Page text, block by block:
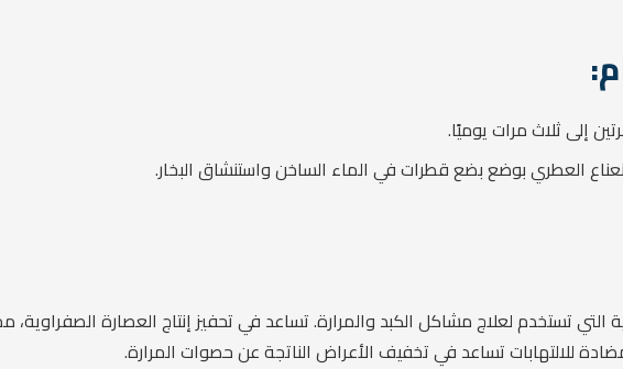
إلى ثلاث مرات يوميًا.
العطري بوضع بضع قطرات في الماء الساخن واستنشاق البخار.
التي تستخدم لعلاج مشاكل الكبد والمرارة. تساعد في تحفيز إنتاج العصارة
للالتهابات تساعد في تخفيف الأعراض الناتجة عن حصوات المرارة.